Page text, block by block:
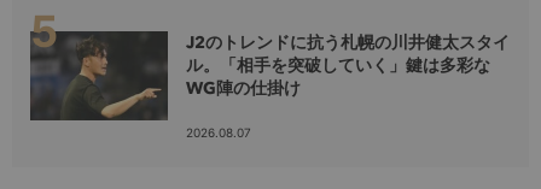
J2のトレンドに抗う札幌の川井健太スタイ
ル。「相手を突破していく」鍵は多彩な
WG陣の仕掛け
2026.08.07